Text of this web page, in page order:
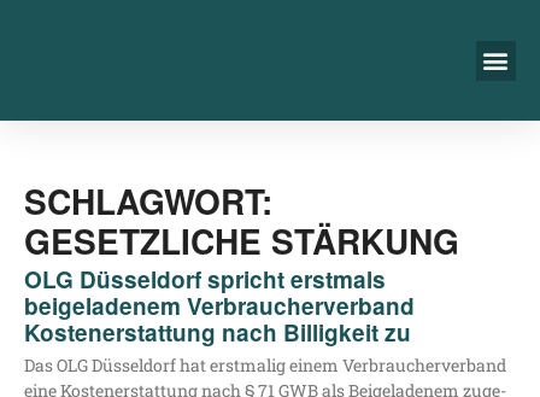
SCHLAGWORT:
GESETZLICHE STÄRKUNG
OLG Düsseldorf spricht erstmals
beigeladenem Verbraucherverband
Kostenerstattung nach Billigkeit zu
Das OLG Düs­sel­dorf hat erst­ma­lig einem Ver­brau­cher­ver­band
eine Kos­ten­er­stat­tung nach § 71 GWB als Bei­gela­de­nem zuge­